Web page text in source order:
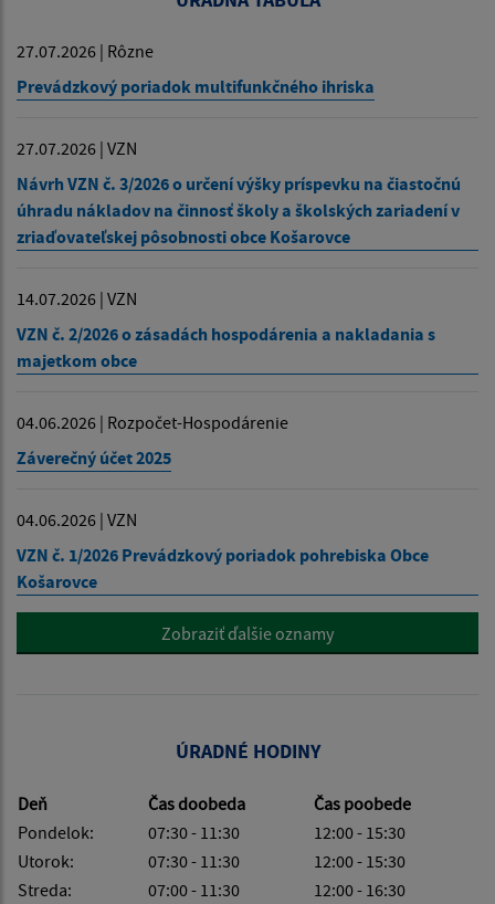
27.07.2026 | Rôzne
Prevádzkový poriadok multifunkčného ihriska
27.07.2026 | VZN
Návrh VZN č. 3/2026 o určení výšky príspevku na čiastočnú
úhradu nákladov na činnosť školy a školských zariadení v
zriaďovateľskej pôsobnosti obce Košarovce
14.07.2026 | VZN
VZN č. 2/2026 o zásadách hospodárenia a nakladania s
majetkom obce
04.06.2026 | Rozpočet-Hospodárenie
Záverečný účet 2025
04.06.2026 | VZN
VZN č. 1/2026 Prevádzkový poriadok pohrebiska Obce
Košarovce
Zobraziť ďalšie oznamy
ÚRADNÉ HODINY
Deň Čas doobeda
Čas poobede
Pondelok:
07:30 - 11:30
12:00 - 15:30
Utorok:
07:30 - 11:30
12:00 - 15:30
Streda:
07:00 - 11:30 12:00 - 16:30